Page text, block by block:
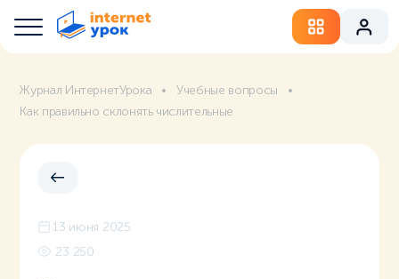
Журнал ИнтернетУрока
Учебные вопросы
Как правильно склонять числительные
13 июня 2025
23 250